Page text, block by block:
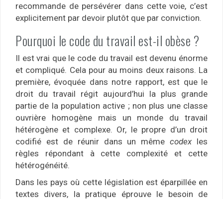
recommande de persévérer dans cette voie, c’est
explicitement par devoir plutôt que par conviction.
Pourquoi le code du travail est-il obèse ?
Il est vrai que le code du travail est devenu énorme
et compliqué. Cela pour au moins deux raisons. La
première, évoquée dans notre rapport, est que le
droit du travail régit aujourd’hui la plus grande
partie de la population active ; non plus une classe
ouvrière homogène mais un monde du travail
hétérogène et complexe. Or, le propre d’un droit
codifié est de réunir dans un mêmecodex les
règles répondant à cette complexité et cette
hétérogénéité.
Dans les pays où cette législation est éparpillée en
textes divers, la pratique éprouve le besoin de